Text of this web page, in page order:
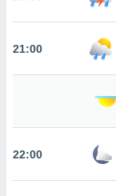
se
21:00
22:00